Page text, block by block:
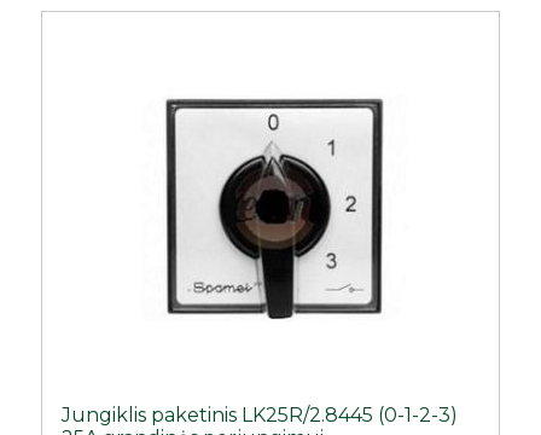
Jungiklis paketinis LK25R/2.8445 (0-1-2-3)